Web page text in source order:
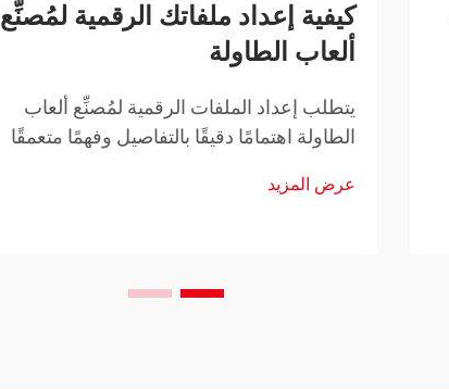
كيفية إعداد ملفاتك الرقمية لمُصنِّع
ألعاب الطاولة
يتطلب إعداد الملفات الرقمية لمُصنِّع ألعاب
الطاولة اهتمامًا دقيقًا بالتفاصيل وفهمًا متعمقًا
طاولة لك أو تطلق حملة تمويل جماعي، فإن
عرض المزيد